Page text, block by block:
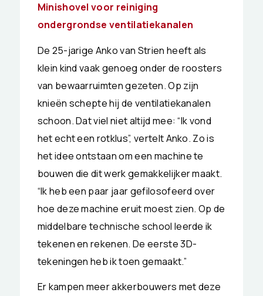
Minishovel voor reiniging
ondergrondse ventilatiekanalen
De 25-jarige Anko van Strien heeft als
klein kind vaak genoeg onder de roosters
van bewaarruimten gezeten. Op zijn
knieën schepte hij de ventilatiekanalen
schoon. Dat viel niet altijd mee: “Ik vond
het echt een rotklus”, vertelt Anko. Zo is
het idee ontstaan om een machine te
bouwen die dit werk gemakkelijker maakt.
“Ik heb een paar jaar gefilosofeerd over
hoe deze machine eruit moest zien. Op de
middelbare technische school leerde ik
tekenen en rekenen. De eerste 3D-
tekeningen heb ik toen gemaakt.”
Er kampen meer akkerbouwers met deze